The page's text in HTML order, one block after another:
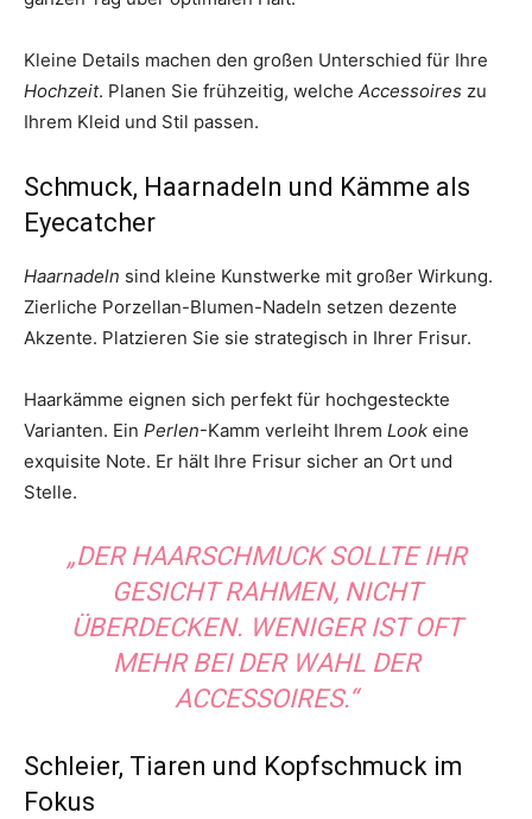
Kleine Details machen den großen Unterschied für Ihre
Hochzeit. Planen Sie frühzeitig, welche Accessoires zu
Ihrem Kleid und Stil passen.
Schmuck, Haarnadeln und Kämme als
Eyecatcher
Haarnadeln sind kleine Kunstwerke mit großer Wirkung.
Zierliche Porzellan-Blumen-Nadeln setzen dezente
Akzente. Platzieren Sie sie strategisch in Ihrer Frisur.
Haarkämme eignen sich perfekt für hochgesteckte
Varianten. Ein Perlen-Kamm verleiht Ihrem Look eine
exquisite Note. Er hält Ihre Frisur sicher an Ort und
Stelle.
„DER HAARSCHMUCK SOLLTE IHR
GESICHT RAHMEN, NICHT
ÜBERDECKEN. WENIGER IST OFT
MEHR BEI DER WAHLDER
ACCESSOIRES.“
Schleier, Tiaren und Kopfschmuck im
Fokus